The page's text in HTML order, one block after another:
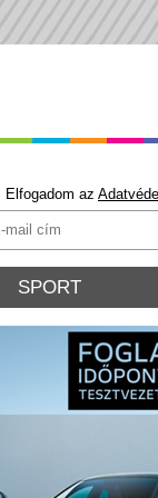
Elfogadom az
SPORT